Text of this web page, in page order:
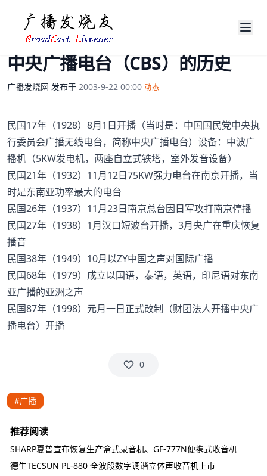
中央广播电台（CBS）的历史
广播发烧网 发布于 2003-9-22 00:00 动态
民国17年（1928）8月1日开播（当时是：中国国民党中央执
行委员会广播无线电台，简称中央广播电台）设备：中波广
播机（5KW发电机，两座自立式铁塔，室外发音设备）
民国21年（1932）11月12日75KW强力电台在南京开播，当
时是东南亚功率最大的电台
民国26年（1937）11月23日南京总台因日军攻打南京停播
民国27年（1938）1月汉口短波台开播，3月央广在重庆恢复
播音
民国38年（1949）10月以ZY中国之声对国际广播
民国68年（1979）成立以国语，泰语，英语，印尼语对东南
亚广播的亚洲之声
民国87年（1998）元月一日正式改制（财团法人开播中央广
播电台）开播
0
#广播
推荐阅读
SHARP夏普宣布恢复生产盒式录音机、GF-777N便携式收音机
德生TECSUN PL-880 全波段数字调谐立体声收音机上市